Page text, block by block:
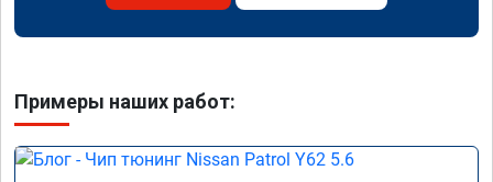
Примеры наших работ: